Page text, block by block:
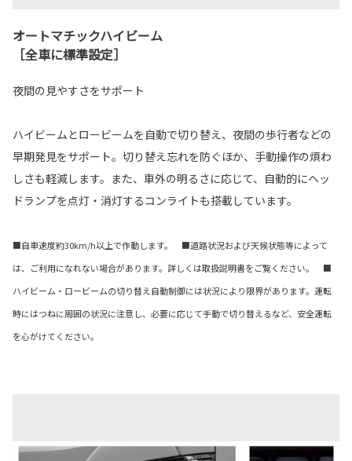
オートマチックハイビーム
［全車に標準設定］
夜間の見やすさをサポート
ハイビームとロービームを自動で切り替え、夜間の歩行者などの
早期発見をサポート。切り替え忘れを防ぐほか、手動操作の煩わ
しさも軽減します。また、車外の明るさに応じて、自動的にヘッ
ドランプを点灯・消灯するコンライトも搭載しています。
■自車速度約30km/h以上で作動します。 ■道路状況および天候状態等によって
は、ご利用になれない場合があります。詳しくは取扱説明書をご覧ください。 ■
ハイビーム・ロービームの切り替え自動制御には状況により限界があります。運転
時にはつねに周囲の状況に注意し、必要に応じて手動で切り替えるなど、安全運転
を心がけてください。